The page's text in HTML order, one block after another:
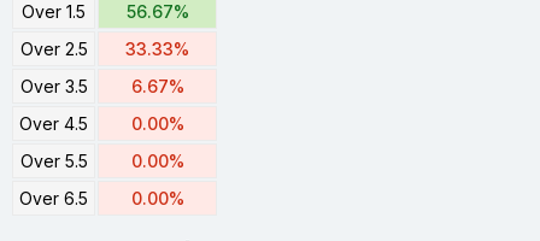
Over 1.5
56.67%
Over 2.5
33.33%
Over 3.5
6.67%
Over 4.5
0.00%
Over 5.5
0.00%
Over 6.5
0.00%